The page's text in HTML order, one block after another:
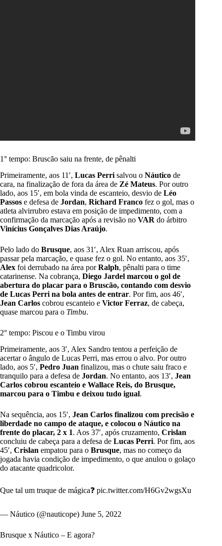
1° tempo: Bruscão saiu na frente, de pênalti
Primeiramente, aos 11′, Lucas Perri salvou o Náutico de
cara, na finalização de fora da área de Zé Mateus. Por outro
lado, aos 15′, em bola vinda de escanteio, desvio de Léo
Passos e defesa de Jordan, Richard Franco fez o gol, mas o
atleta alvirrubro estava em posição de impedimento, com a
confirmação da marcação após a revisão no VAR do árbitro
Vinícius Gonçalves Dias Araújo.
Pelo lado do Brusque, aos 31′, Alex Ruan arriscou, após
passar pela marcação, e quase fez o gol. No entanto, aos 35′,
Alex foi derrubado na área porRalph, pênalti para o time
catarinense. Na cobrança, Diego Jardel marcou o gol de
abertura do placar para o Bruscão, contando com desvio
de Lucas Perri na bola antes de entrar. Por fim, aos 46′,
Jean Carlos cobrou escanteio e Victor Ferraz, de cabeça,
quase marcou para o Timbu.
2° tempo: Piscou e o Timbu virou
Primeiramente, aos 3′, Alex Sandro tentou a perfeição de
acertar o ângulo de Lucas Perri, mas errou o alvo. Por outro
lado, aos 5′, Pedro Juan finalizou, mas o chute saiu fraco e
tranquilo para a defesa de Jordan. No entanto, aos 13′, Jean
Carlos cobrou escanteio e Wallace Reis, do Brusque,
marcou para o Timbu e deixou tudo igual.
Na sequência, aos 15′, Jean Carlos finalizou com precisão e
liberdade no campo de ataque, e colocou o Náutico na
frente do placar, 2 x 1. Aos 37′, após cruzamento, Crislan
concluiu de cabeça para a defesa de Lucas Perri. Por fim, aos
45′, Crislan empatou para o Brusque, mas no começo da
jogada havia condição de impedimento, o que anulou o golaço
do atacante quadricolor.
Que tal um truque de mágica❓ pic.twitter.com/H6Gv2wgsXu
— Náutico (@nauticope) June 5, 2022
Brusque x Náutico – E agora?